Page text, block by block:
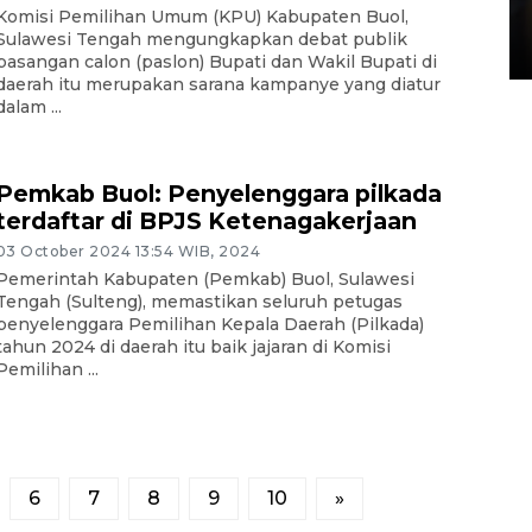
Pemilihan Umum (KPU) Kabupaten Buol,
Tengah mengungkapkan debat publik
calon (paslon) Bupati dan Wakil Bupati di
itu merupakan sarana kampanye yang diatur
...
Buol: Penyelenggara pilkada
di BPJS Ketenagakerjaan
October 2024 13:54 WIB, 2024
Kabupaten (Pemkab) Buol, Sulawesi
(Sulteng), memastikan seluruh petugas
Pemilihan Kepala Daerah (Pilkada)
2024 di daerah itu baik jajaran di Komisi
...
6 7 8 9 10 »
di Satpas Polresta Palu
15 July 2026 14:08 WIB